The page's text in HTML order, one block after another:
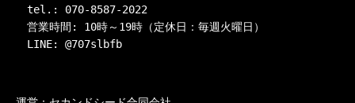
tel.: 070-8587-2022
営業時間: 10時～19時（定休日：毎週火曜日）
LINE: @707slbfb